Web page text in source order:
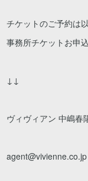
チケットのご予約は
事務所チケットお申
↓↓
ヴィヴィアン 中嶋春
agent@vivienne.co.jp